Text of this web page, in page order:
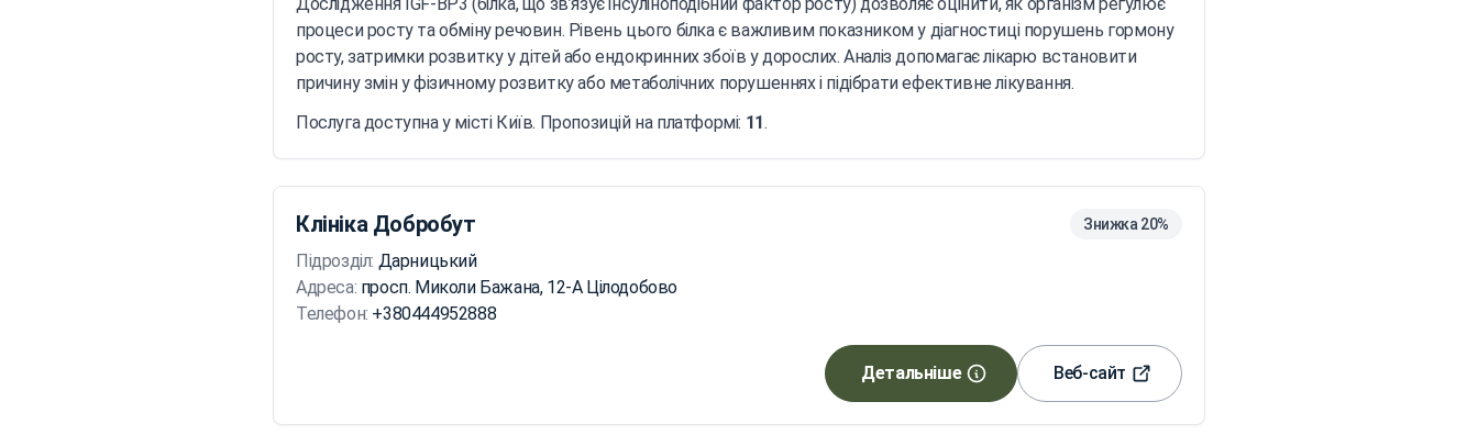
процеси росту та обміну речовин. Рівень цього білка є важливим показником у діагностиці порушень гормону
росту, затримки розвитку у дітей або ендокринних збоїв у дорослих. Аналіз допомагає лікарю встановити
причину змін у фізичному розвитку або метаболічних порушеннях і підібрати ефективне лікування.
Послуга доступна у місті Київ. Пропозицій на платформі: 11.
Клініка Добробут Знижка 20%
Підрозділ: Дарницький
Адреса: просп. Миколи Бажана, 12-А Цілодобово
Телефон: +380444952888
Детальніше Веб-сайт